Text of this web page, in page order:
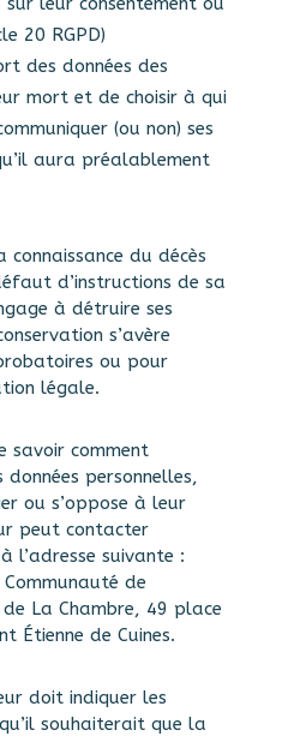
20 RGPD)
des données des
mort et de choisir à qui
(ou non) ses
aura préalablement
connaissance du décès
d’instructions de sa
à détruire ses
s’avère
ou pour
légale.
savoir comment
personnelles,
ou s’oppose à leur
peut contacter
l’adresse suivante :
de
La Chambre, 49 place
Étienne de Cuines.
doit indiquer les
souhaiterait que la